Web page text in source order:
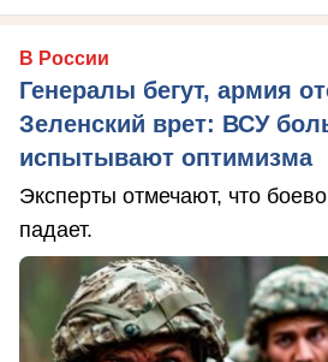
В России
Генералы бегут, армия
Зеленский врет: ВСУ
испытывают оптимизма
Эксперты отмечают, что
падает.